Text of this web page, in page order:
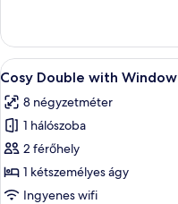
további
részletei
A
következő
szoba
összes
képének
megtekintése:
Cosy
8
Cosy Double with Window
8 négyzetméter
1 hálószoba
2 férőhely
1 kétszemélyes ágy
Ingyenes wifi